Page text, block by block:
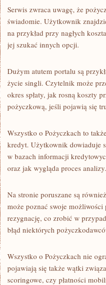
Serwis zwraca uwagę, że
świadomie. Użytkownik
na przykład przy nagłych
jej szukać innych opcji.
Dużym atutem portalu są
życie singli. Czytelnik może
okres spłaty, jak rosną koszty
pożyczkową, jeśli pojawią się
Wszystko o Pożyczkach to
kredyt. Użytkownik dowiaduje
w bazach informacji
oraz jak wygląda proces analizy.
Na stronie poruszane są
może poznać swoje
rezygnację, co zrobić w
błąd niektórych
Wszystko o Pożyczkach nie
pojawiają się także wątki
scoringowe, czy płatności